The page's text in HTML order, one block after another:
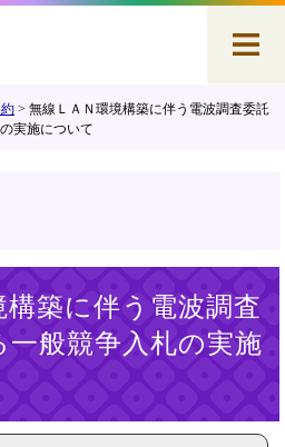
> 無線ＬＡＮ環境構築に伴う電波調査委託
実施について
築に伴う電波調査
一般競争入札の実施